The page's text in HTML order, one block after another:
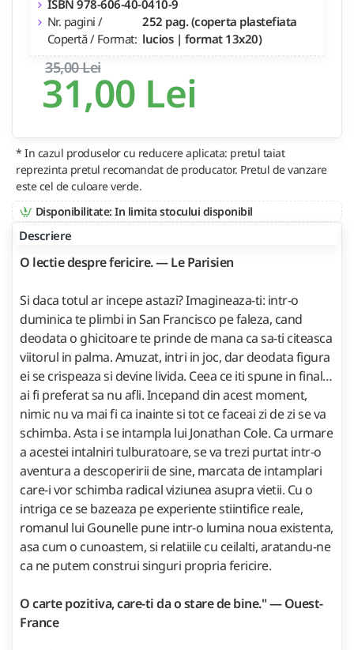
31,00 Lei
35,00 Lei
ISBN 978-606-40-0410-9
Nr. pagini /
Copertă / Format:
252 pag. (coperta plastefiata
lucios | format 13x20)
* In cazul produselor cu reducere aplicata: pretul taiat
reprezinta pretul recomandat de producator. Pretul de vanzare
este cel de culoare verde.
Disponibilitate: In limita stocului disponibil
Descriere
O lectie despre fericire. — Le Parisien
Si daca totul ar incepe astazi? Imagineaza-ti: intr-o
duminica te plimbi in San Francisco pe faleza, cand
deodata o ghicitoare te prinde de mana ca sa-ti citeasca
viitorul in palma. Amuzat, intri in joc, dar deodata figura
ei se crispeaza si devine livida. Ceea ce iti spune in final…
ai fi preferat sa nu afli. Incepand din acest moment,
nimic nu va mai fi ca inainte si tot ce faceai zi de zi se va
schimba. Asta i se intampla lui Jonathan Cole. Ca urmare
a acestei intalniri tulburatoare, se va trezi purtat intr-o
aventura a descoperirii de sine, marcata de intamplari
care-i vor schimba radical viziunea asupra vietii. Cu o
intriga ce se bazeaza pe experiente stiintifice reale,
romanul lui Gounelle pune intr-o lumina noua existenta,
asa cum o cunoastem, si relatiile cu ceilalti, aratandu-ne
ca ne putem construi singuri propria fericire.
O carte pozitiva, care-ti da o stare de bine." — Ouest-
France